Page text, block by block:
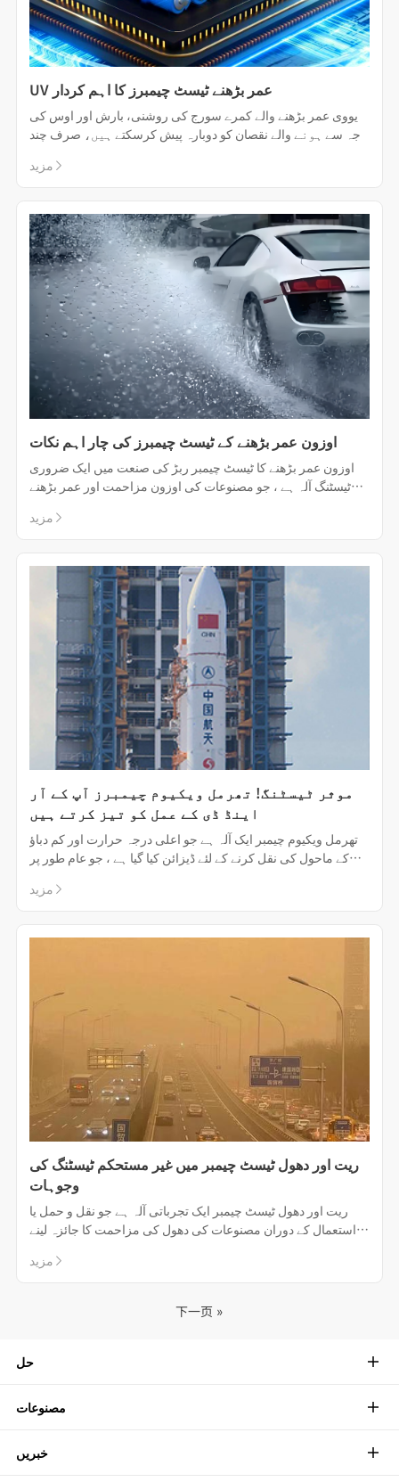
UV عمر بڑھنے ٹیسٹ چیمبرز کا اہم کردار
یووی عمر بڑھنے والے کمرے سورج کی روشنی، بارش اور اوس کی
وجہ سے ہونے والے نقصان کو دوبارہ پیش کرسکتے ہیں، صرف چند
سالوں میں لگے گا۔
مزید
اوزون عمر بڑھنے کے ٹیسٹ چیمبرز کی چار اہم نکات
اوزون عمر بڑھنے کا ٹیسٹ چیمبر ربڑ کی صنعت میں ایک ضروری
ٹیسٹنگ آلہ ہے ، جو مصنوعات کی اوزون مزاحمت اور عمر بڑھنے
مزید
موثر ٹیسٹنگ! تھرمل ویکیوم چیمبرز آپ کے آر
اینڈ ڈی کے عمل کو تیز کرتے ہیں
تھرمل ویکیوم چیمبر ایک آلہ ہے جو اعلی درجہ حرارت اور کم دباؤ
کے ماحول کی نقل کرنے کے لئے ڈیزائن کیا گیا ہے ، جو عام طور پر
استعمال ہوتا ہے۔
مزید
ریت اور دھول ٹیسٹ چیمبر میں غیر مستحکم ٹیسٹنگ کی
وجوہات
ریت اور دھول ٹیسٹ چیمبر ایک تجرباتی آلہ ہے جو نقل و حمل یا
استعمال کے دوران مصنوعات کی دھول کی مزاحمت کا جائزہ لینے
مزید
下一页 »
حل
مصنوعات
خبریں